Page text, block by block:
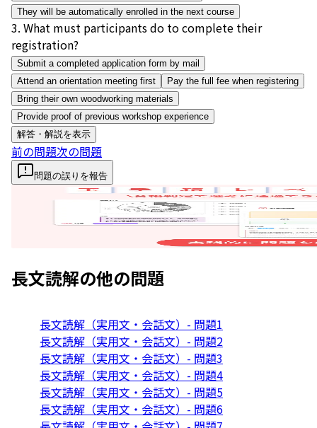
They will be automatically enrolled in the next course
3. What must participants do to complete their
registration?
Submit a completed application form by mail
Attend an orientation meeting first
Pay the full fee when registering
Bring their own woodworking materials
Provide proof of previous workshop experience
解答・解説を表示
前の問題次の問題
問題の誤りを報告
長文読解の他の問題
長文読解（実用文・会話文）- 問題1
長文読解（実用文・会話文）- 問題2
長文読解（実用文・会話文）- 問題3
長文読解（実用文・会話文）- 問題4
長文読解（実用文・会話文）- 問題5
長文読解（実用文・会話文）- 問題6